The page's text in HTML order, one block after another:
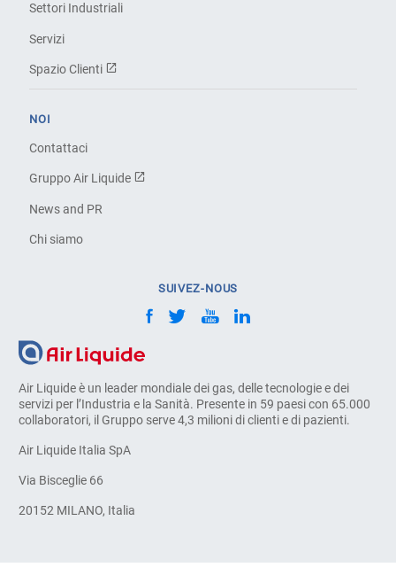
Air Liquide è un leader mondiale dei gas, delle tecnologie e dei
servizi per l’Industria e la Sanità. Presente in 59 paesi con 65.000
collaboratori, il Gruppo serve 4,3 milioni di clienti e di pazienti.
Air Liquide Italia SpA
Via Bisceglie 66
20152 MILANO, Italia
Settori Industriali
Servizi
Spazio Clienti
NOI
Contattaci
Gruppo Air Liquide
News and PR
Chi siamo
SUIVEZ-NOUS